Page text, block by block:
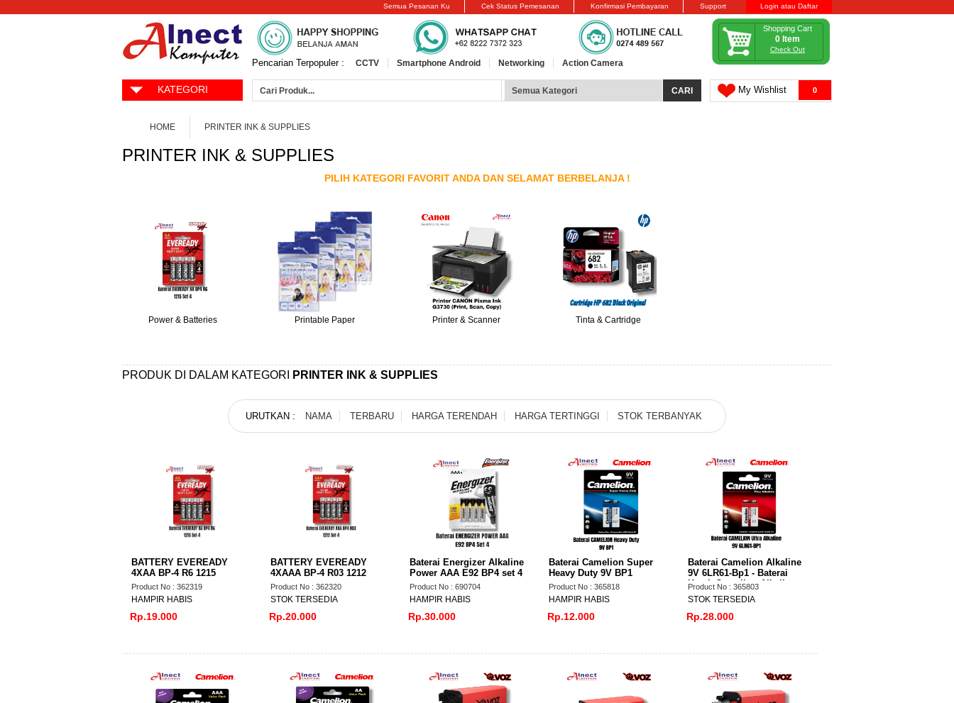
Semua Pesanan Ku Cek Status Pemesanan Konfirmasi Pembayaran Support Login atau Daftar
Pencarian Terpopuler : CCTV Smartphone Android Networking Action Camera
Shopping Cart
0 Item
Check Out
KATEGORI My Wishlist 0
HOME PRINTER INK & SUPPLIES
PRINTER INK & SUPPLIES
PILIH KATEGORI FAVORIT ANDA DAN SELAMAT BERBELANJA !
Power & Batteries Printable Paper Printer & Scanner Tinta & Cartridge
PRODUK DI DALAM KATEGORI PRINTER INK & SUPPLIES
URUTKAN : NAMA TERBARU HARGA TERENDAH HARGA TERTINGGI STOK TERBANYAK
Rp.19.000
BATTERY EVEREADY
4XAA BP-4 R6 1215
Product No : 362319
HAMPIR HABIS
Rp.20.000
BATTERY EVEREADY
4XAAA BP-4 R03 1212
Product No : 362320
STOK TERSEDIA
Rp.30.000
Baterai Energizer Alkaline
Power AAA E92 BP4 set 4
Product No : 690704
HAMPIR HABIS
Rp.12.000
Baterai Camelion Super
Heavy Duty 9V BP1
Product No : 365818
HAMPIR HABIS
Rp.28.000
Baterai Camelion Alkaline
9V 6LR61-Bp1 - Baterai
Kotak Camelion Alkaline
Product No : 365803
STOK TERSEDIA